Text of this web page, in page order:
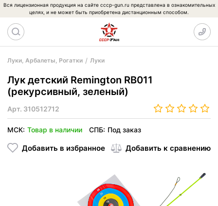
Вся лицензионная продукция на сайте cccp-gun.ru представлена в ознакомительных
целях, и не может быть приобретена дистанционным способом.
Луки, Арбалеты, Рогатки Луки
Лук детский Remington RB011
(рекурсивный, зеленый)
Арт. 310512712
МСК: Товар в наличии СПБ: Под заказ
Добавить в избранное Добавить к сравнению